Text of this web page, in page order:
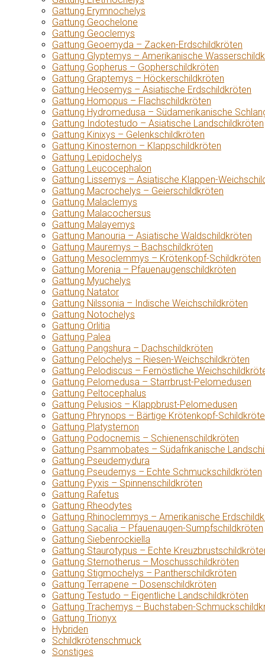
Gattung Erymnochelys
Gattung Geochelone
Gattung Geoclemys
Gattung Geoemyda – Zacken-Erdschildkröten
Gattung Glyptemys – Amerikanische
Gattung Gopherus – Gopherschildkröten
Gattung Graptemys – Höckerschildkröten
Gattung Heosemys – Asiatische Erdschildkröten
Gattung Homopus – Flachschildkröten
Gattung Hydromedusa – Südamerikanische
Gattung Indotestudo – Asiatische Landschildkröten
Gattung Kinixys – Gelenkschildkröten
Gattung Kinosternon – Klappschildkröten
Gattung Lepidochelys
Gattung Leucocephalon
Gattung Lissemys – Asiatische Klappen-
Gattung Macrochelys – Geierschildkröten
Gattung Malaclemys
Gattung Malacochersus
Gattung Malayemys
Gattung Manouria – Asiatische Waldschildkröten
Gattung Mauremys – Bachschildkröten
Gattung Mesoclemmys – Krötenkopf-Schildkröten
Gattung Morenia – Pfauenaugenschildkröten
Gattung Myuchelys
Gattung Natator
Gattung Nilssonia – Indische Weichschildkröten
Gattung Notochelys
Gattung Orlitia
Gattung Palea
Gattung Pangshura – Dachschildkröten
Gattung Pelochelys – Riesen-Weichschildkröten
Gattung Pelodiscus – Fernöstliche
Gattung Pelomedusa – Starrbrust-Pelomedusen
Gattung Peltocephalus
Gattung Pelusios – Klappbrust-Pelomedusen
Gattung Phrynops – Bärtige Krötenkopf-
Gattung Platysternon
Gattung Podocnemis – Schienenschildkröten
Gattung Psammobates – Südafrikanische
Gattung Pseudemydura
Gattung Pseudemys – Echte Schmuckschildkröten
Gattung Pyxis – Spinnenschildkröten
Gattung Rafetus
Gattung Rheodytes
Gattung Rhinoclemmys – Amerikanische
Gattung Sacalia – Pfauenaugen-Sumpfschildkröten
Gattung Siebenrockiella
Gattung Staurotypus – Echte
Gattung Sternotherus – Moschusschildkröten
Gattung Stigmochelys – Pantherschildkröten
Gattung Terrapene – Dosenschildkröten
Gattung Testudo – Eigentliche Landschildkröten
Gattung Trachemys – Buchstaben-
Gattung Trionyx
Hybriden
Schildkrötenschmuck
Sonstiges